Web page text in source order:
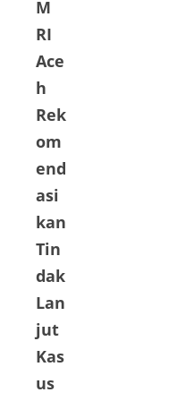
berl
untu
k
raky
at
kecil
.
Na
, jika
ada
okn
um
apar
at
M
RI
Ace
h
Rek
om
end
asi
kan
Tin
dak
Lan
jut
Kas
us